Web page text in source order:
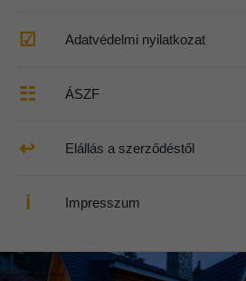
☑ Adatvédelmi nyilatkozat
☷ ÁSZF
↩ Elállás a szerződéstől
ℹ Impresszum